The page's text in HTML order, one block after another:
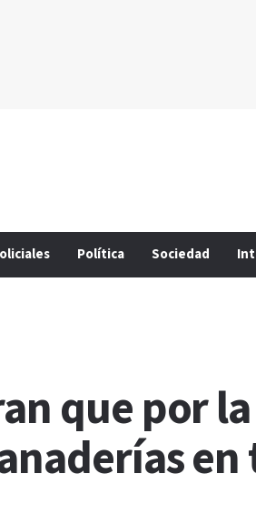
Política Sociedad
que por